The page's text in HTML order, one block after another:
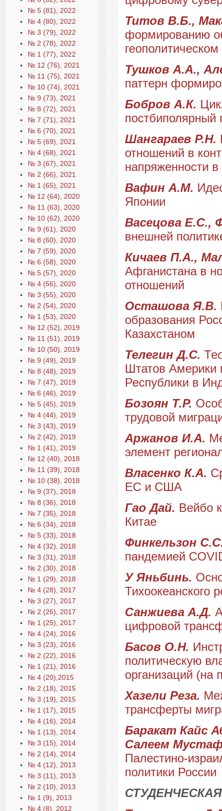
№ 5 (81), 2022
№ 4 (80), 2022
№ 3 (79), 2022
№ 2 (78), 2022
№ 1 (77), 2022
№ 12 (76), 2021
№ 11 (75), 2021
№ 10 (74), 2021
№ 9 (73), 2021
№ 8 (72), 2021
№ 7 (71), 2021
№ 6 (70), 2021
№ 5 (69), 2021
№ 4 (68), 2021
№ 3 (67), 2021
№ 2 (66), 2021
№ 1 (65), 2021
№ 12 (64), 2020
№ 11 (63), 2020
№ 10 (62), 2020
№ 9 (61), 2020
№ 8 (60), 2020
№ 7 (59), 2020
№ 6 (58), 2020
№ 5 (57), 2020
№ 4 (56), 2020
№ 3 (55), 2020
№ 2 (54), 2020
№ 1 (53), 2020
№ 12 (52), 2019
№ 11 (51), 2019
№ 10 (50), 2019
№ 9 (49), 2019
№ 8 (48), 2019
№ 7 (47), 2019
№ 6 (46), 2019
№ 5 (45), 2019
№ 4 (44), 2019
№ 3 (43), 2019
№ 2 (42), 2019
№ 1 (41), 2019
№ 12 (40), 2018
№ 11 (39), 2018
№ 10 (38), 2018
№ 9 (37), 2018
№ 8 (36), 2018
№ 7 (35), 2018
№ 6 (34), 2018
№ 5 (33), 2018
№ 4 (32), 2018
№ 3 (31), 2018
№ 2 (30), 2018
№ 1 (29), 2018
№ 4 (28), 2017
№ 3 (27), 2017
№ 2 (26), 2017
№ 1 (25), 2017
№ 4 (24), 2016
№ 3 (23), 2016
№ 2 (22), 2016
№ 1 (21), 2016
№ 4 (20),2015
№ 2 (18), 2015
№ 3 (19), 2015
№ 1 (17), 2015
№ 4 (16), 2014
№ 1 (13), 2014
№ 3 (15), 2014
№ 2 (14), 2014
№ 4 (12), 2013
№ 3 (11), 2013
№ 2 (10), 2013
№ 1 (9), 2013
№ 4 (8), 2012
Титов В.Б.,
формированию
Тушков А.А.,
паттерн
Бобров А.К.
постбиполярный
Шангараев Р.Н.
отношений в
напряженности
Вафин А.М.
Японии
Васецова Е.С.,
внешней
Кичаев П.А.,
Афганистана в
отношений
Осташова Я.В.
образования
Казахстаном
Телегин Д.С.
Штатов Америки
Республики в
Бозоян Т.Р.
трудовой
Аржанов И.А.
элемент
Власенко К.А.
ЕС и США
Гао Дай. Вейбо
Китае
Финкельзон
пандемией
У Яньбинь.
Тихоокеанского
Санжиева А.Д.
цифровой
Басов О.Н.
политическую
организаций
Хазели Реза.
трансферты
Баракат Кайс
Салеем
Палестино-
политики России